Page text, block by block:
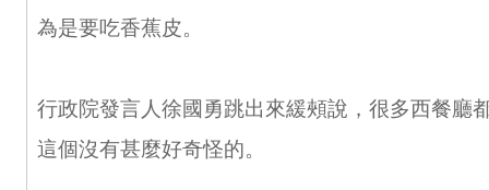
為是要吃香蕉皮。
行政院發言人徐國勇跳出來緩頰說，很多西餐廳
這個沒有甚麼好奇怪的。